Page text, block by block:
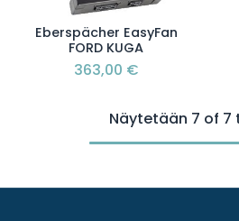
Eberspächer EasyFan
FORD KUGA
363,00 €
Näytetään 7 of 7